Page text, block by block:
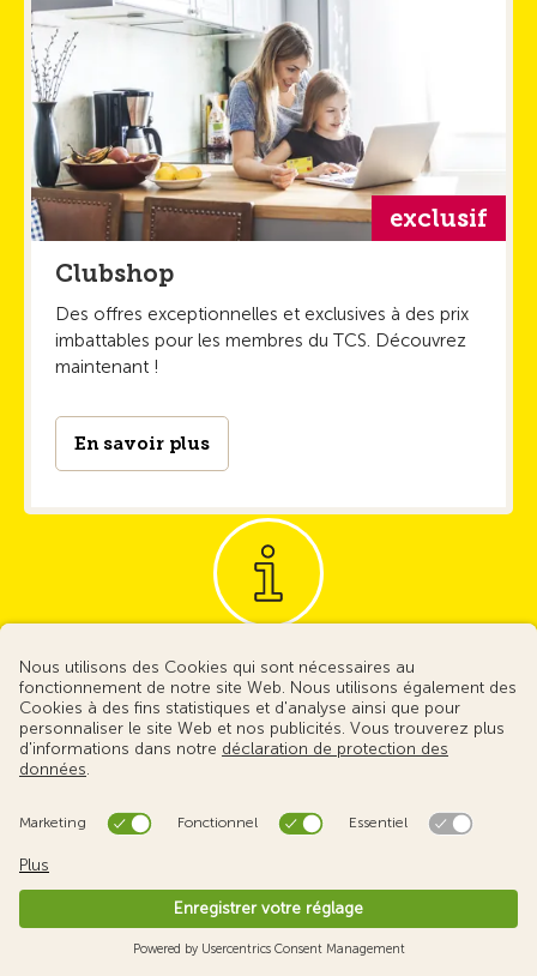
exclusif
Clubshop
Des offres exceptionnelles et exclusives à des prix
imbattables pour les membres du TCS. Découvrez
maintenant !
En savoir plus
S'abonner au Touring
En tant que membre TCS, vous recevez 10 fois par année
le « Touring » - le magazine le plus lu de Suisse ! Avec
beaucoup de news, tests et conseils sur la mobilité.
Devenir membre et recevoir le Touring